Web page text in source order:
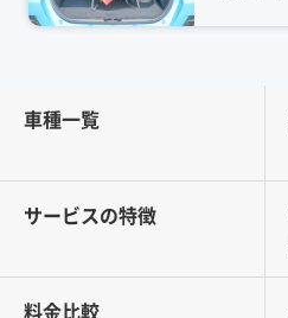
車種一覧
サービスの特徴
料金比較